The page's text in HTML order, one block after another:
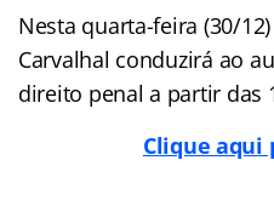
Nesta quarta-feira (30/
Carvalhal conduzirá ao
direito penal a partir das
Clique aqui